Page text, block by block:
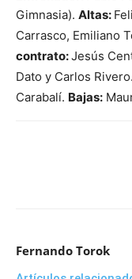
Gimnasia). Altas:
Carrasco, Emiliano
contrato:Jesús
Dato y Carlos Rivero.
Carabalí. Bajas:
Fernando Torok